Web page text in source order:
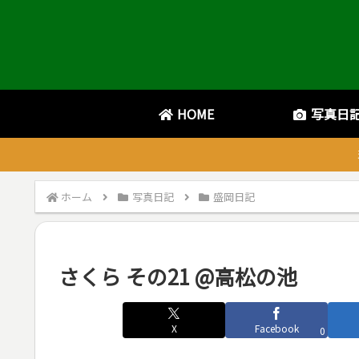
HOME 写真日
ホーム 写真日記 盛岡日記
さくら その21 @高松の池
X Facebook 0